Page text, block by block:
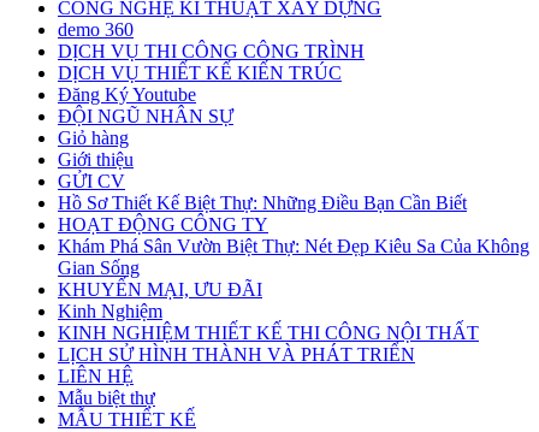
CÔNG NGHỆ KĨ THUẬT XÂY DỰNG
demo 360
DỊCH VỤ THI CÔNG CÔNG TRÌNH
DỊCH VỤ THIẾT KẾ KIẾN TRÚC
Đăng Ký Youtube
ĐỘI NGŨ NHÂN SỰ
Giỏ hàng
Giới thiệu
GỬI CV
Hồ Sơ Thiết Kế Biệt Thự: Những Điều Bạn Cần Biết
HOẠT ĐỘNG CÔNG TY
Khám Phá Sân Vườn Biệt Thự: Nét Đẹp Kiêu Sa Của Không
Gian Sống
KHUYẾN MẠI, ƯU ĐÃI
Kinh Nghiệm
KINH NGHIỆM THIẾT KẾ THI CÔNG NỘI THẤT
LỊCH SỬ HÌNH THÀNH VÀ PHÁT TRIỂN
LIÊN HỆ
Mẫu biệt thự
MẪU THIẾT KẾ